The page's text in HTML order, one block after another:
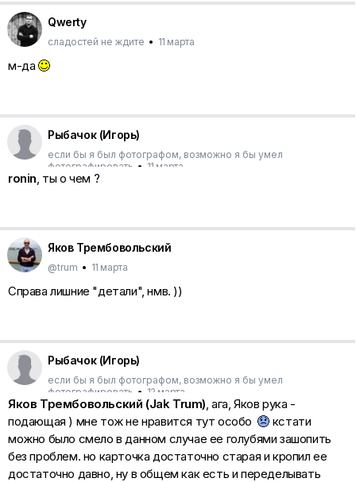
Qwerty
сладостей не ждите • 11 марта
м-да
Рыбачок (Игорь)
если бы я был фотографом, возможно я бы умел
фотографировать • 11 марта
ronin, ты о чем ?
Яков Трембовольский
@trum • 11 марта
Справа лишние "детали", нмв. ))
Рыбачок (Игорь)
если бы я был фотографом, возможно я бы умел
фотографировать • 12 марта
Яков Трембовольский (Jak Trum), ага, Яков рука -
подающая ) мне тож не нравится тут особо
кстати
можно было смело в данном случае ее голубями зашопить
без проблем. но карточка достаточно старая и кропил ее
достаточно давно, ну в общем как есть и переделывать